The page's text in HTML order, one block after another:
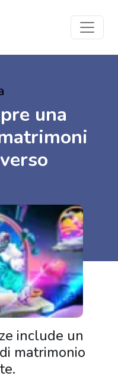
una
include un
matrimonio